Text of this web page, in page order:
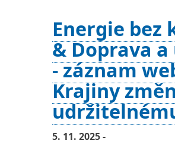
Energie bez
& Doprava
- záznam
Krajiny
5. 11. 2025 -